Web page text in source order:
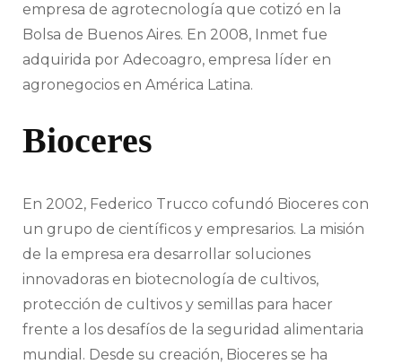
empresa de agrotecnología que cotizó en la
Bolsa de Buenos Aires. En 2008, Inmet fue
adquirida por Adecoagro, empresa líder en
agronegocios en América Latina.
Bioceres
En 2002, Federico Trucco cofundó Bioceres con
un grupo de científicos y empresarios. La misión
de la empresa era desarrollar soluciones
innovadoras en biotecnología de cultivos,
protección de cultivos y semillas para hacer
frente a los desafíos de la seguridad alimentaria
mundial. Desde su creación, Bioceres se ha